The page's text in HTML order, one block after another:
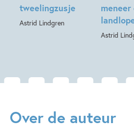
tweelingzusje
Astrid Lindgren
meneer
Astrid
Over de auteur